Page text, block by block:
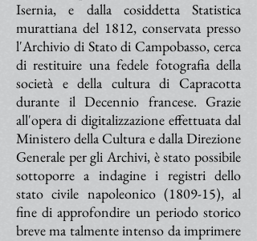
Isernia, e dalla cosiddetta Statistica
murattiana del 1812, conservata presso
l'Archivio di Stato di Campobasso, cerca
di restituire una fedele fotografia della
società e della cultura di Capracotta
durante il Decennio francese. Grazie
all'opera di digitalizzazione effettuata dal
Ministero della Cultura e dalla Direzione
Generale per gli Archivi, è stato possibile
sottoporre a indagine i registri dello
stato civile napoleonico (1809-15), al
fine di approfondire un periodo storico
breve ma talmente intenso da imprimere